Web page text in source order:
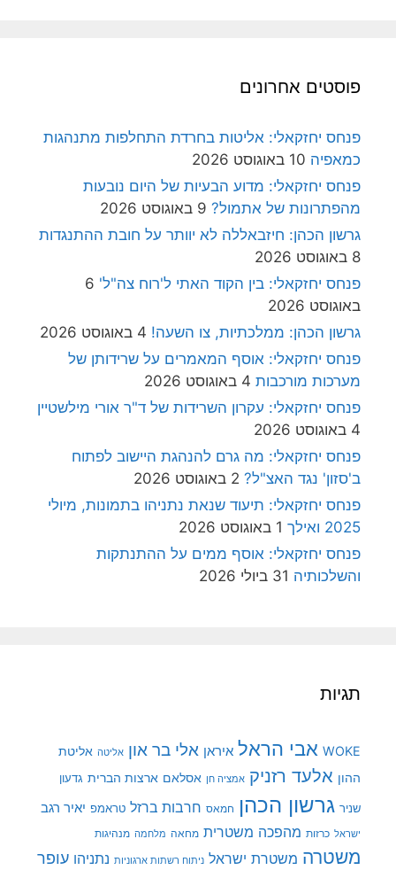
פוסטים אחרונים
פנחס יחזקאלי: אליטות בחרדת התחלפות מתנהגות
כמאפיה 10 באוגוסט 2026
פנחס יחזקאלי: מדוע הבעיות של היום נובעות
מהפתרונות של אתמול? 9 באוגוסט 2026
גרשון הכהן: חיזבאללה לא יוותר על חובת ההתנגדות
8 באוגוסט 2026
פנחס יחזקאלי: בין הקוד האתי ל'רוח צה"ל' 6
באוגוסט 2026
גרשון הכהן: ממלכתיות, צו השעה! 4 באוגוסט 2026
פנחס יחזקאלי: אוסף המאמרים על שרידותן של
מערכות מורכבות 4 באוגוסט 2026
פנחס יחזקאלי: עקרון השרידות של ד"ר אורי מילשטיין
4 באוגוסט 2026
פנחס יחזקאלי: מה גרם להנהגת היישוב לפתוח
ב'סזון' נגד האצ"ל? 2 באוגוסט 2026
פנחס יחזקאלי: תיעוד שנאת נתניהו בתמונות, מיולי
2025 ואילך
1 באוגוסט 2026
פנחס יחזקאלי: אוסף ממים על ההתנתקות
והשלכותיה 31 ביולי 2026
תגיות
WOKE אבי הראל איראן אלי בר און אליטה אליטת
ההון אלעד רזניק אמציה חן אסלאם ארצות הברית גדעון
שניר גרשון הכהן חמאס חרבות ברזל טראמפ יאיר רגב
ישראל כרזות מהפכה משטרית מחאה מלחמה מנהיגות
משטרה משטרת ישראל ניתוח רשתות ארגוניות נתניהו עופר